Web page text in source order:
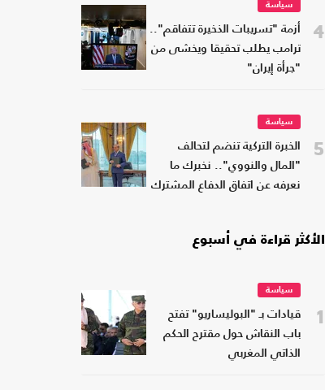
4
سياسة
أزمة "تسريبات الذخيرة تتفاقم"..
ترامب يطلب تحقيقا ويخشى من
"جرأة إيران"
5
سياسة
الخبرة التركية تنضم لتحالف
"المال والنووي".. نخبرك ما
نعرفه عن اتفاق الدفاع المشترك
الأكثر قراءة في أسبوع
1
سياسة
قيادات بـ "البوليساريو" تفتح
باب النقاش حول مقترح الحكم
الذاتي المغربي